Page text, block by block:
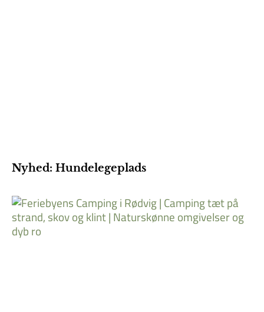
Nyhed: Hundelegeplads